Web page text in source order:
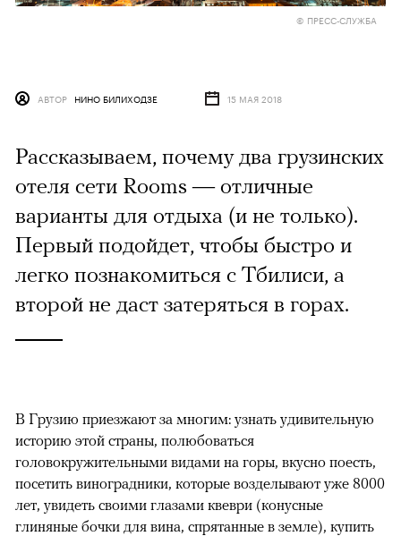
© ПРЕСС-СЛУЖБА
АВТОР НИНО БИЛИХОДЗЕ 15 МАЯ 2018
Рассказываем, почему два грузинских
отеля сети Rooms — отличные
варианты для отдыха (и не только).
Первый подойдет, чтобы быстро и
легко познакомиться с Тбилиси, а
второй не даст затеряться в горах.
В Грузию приезжают за многим: узнать удивительную
историю этой страны, полюбоваться
головокружительными видами на горы, вкусно поесть,
посетить виноградники, которые возделывают уже 8000
лет, увидеть своими глазами квеври (конусные
глиняные бочки для вина, спрятанные в земле), купить